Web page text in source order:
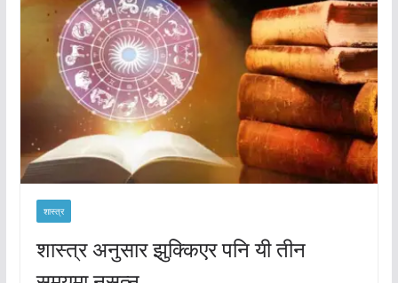
शास्त्र
शास्त्र अनुसार झुक्किएर पनि यी तीन